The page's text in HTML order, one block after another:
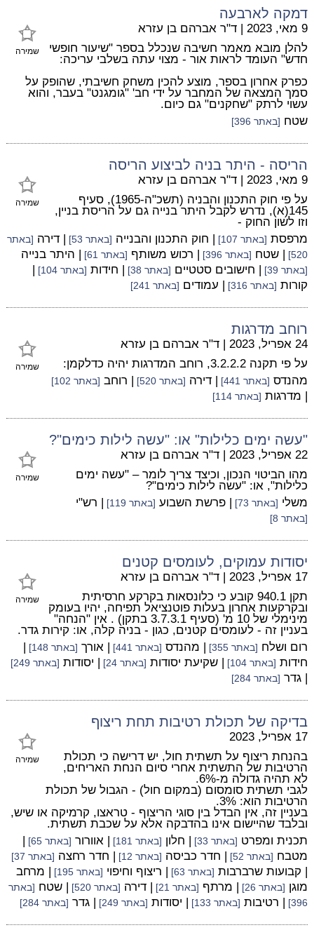
דמקה לארבעה
שמירה
9 מאי, 2023 | ד"ר אברהם בן עזרא
להלן מובא מאמר חשיבה שנכלל בספר "שיעור חופשי
חדש" העומד לראות אור - מצוי עתה בשלבי עריכה:
כפרק אחרון בספר, מוצע להכין משחק חשיבתי, שהופק על
סמך המצאה של המחבר על ידי חב' "גומגנט" בעבר, והוא
עשוי לרתק "שחקנים" גם כיום.
שטח [באתר 396]
הריסה - היתר בניה לביצוע הריסה
שמירה
9 מאי, 2023 | ד"ר אברהם בן עזרא
על פי חוק התכנון והבניה (תשכ"ה-1965), סעיף
145(א), נדרש לקבל היתר בנייה גם על הריסת בניין,
וזו לשון החוק -
מרפסת [באתר 107] | חוק התכנון והבנייה [באתר 53] | דירה [באתר
520]
| שטח [באתר 396] | רכוש משותף [באתר 61] | היתר בנייה
[באתר 39] | חישובים סטטיים [באתר 38] | חידות [באתר 104]
|
קורות [באתר 316] | עמודים [באתר 241]
רוחב מדרגות
שמירה
24 אפריל, 2023 | ד"ר אברהם בן עזרא
על פי תקנה 3.2.2.2, רוחב המדרגות יהיה כדלקמן:
מהנדס [באתר 441] | דירה [באתר 520] | רוחב [באתר 102]
| מדרגות [באתר 114]
"עשה ימים כלילות" או: "עשה לילות כימים"?
שמירה
22 אפריל, 2023 | ד"ר אברהם בן עזרא
מהו הביטוי הנכון, וכיצד צריך לומר – "עשה ימים
כלילות", או: "עשה לילות כימים"?
משלי [באתר 73] | פרשת השבוע [באתר 119] | רש"י
[באתר 8]
יסודות עמוקים, לעומסים קטנים
שמירה
17 אפריל, 2023 | ד"ר אברהם בן עזרא
תקן 940.1 קובע כי כלונסאות בקרקע חרסיתית
ובקרקעות אחרון בעלות פוטנציאל תפיחה, יהיו בעומק
מינימלי של 10 מ' (סעיף 3.7.3.1 בתקן) . אין "הנחה"
בעניין זה - לעומסים קטנים, כגון - בניה קלה, או: קירות גדר.
רום ושלח [באתר 355] | מהנדס [באתר 441] | אורך [באתר 148]
|
חידות [באתר 104] | שקיעת יסודות [באתר 24] | יסודות [באתר 249]
| גדר [באתר 284]
בדיקה של תכולת רטיבות תחת ריצוף
שמירה
17 אפריל, 2023
בהנחת ריצוף על תשתית חול, יש דרישה כי תכולת
הרטיבות של התשתית אחרי סיום הנחת האריחים,
לא תהיה גדולה מ-6%.
לגבי תשתית סומסום (במקום חול) - הגבול של תכולת
הרטיבות הוא: 3%.
בעניין זה, אין הבדל בין סוגי הריצוף - טראצו, קרמיקה או שיש,
ובלבד שהיישום אינו בהדבקה אלא על שכבת תשתית.
תכנית ומפרט [באתר 33] | חלון [באתר 181] | אוורור [באתר 65]
|
מטבח [באתר 52] | חדר כביסה [באתר 12] | חדר רחצה [באתר 37]
| קבועות שרברבות [באתר 63] | ריצוף וחיפוי [באתר 195]
| מרחב
מוגן [באתר 26] | מרתף [באתר 21] | דירה [באתר 520] | שטח [באתר
396]
| רטיבות [באתר 133] | יסודות [באתר 249] | גדר [באתר 284]